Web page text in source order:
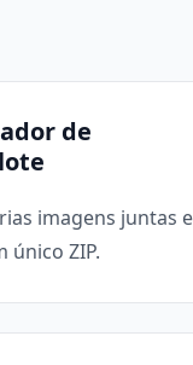
de
imagens juntas e
único ZIP.